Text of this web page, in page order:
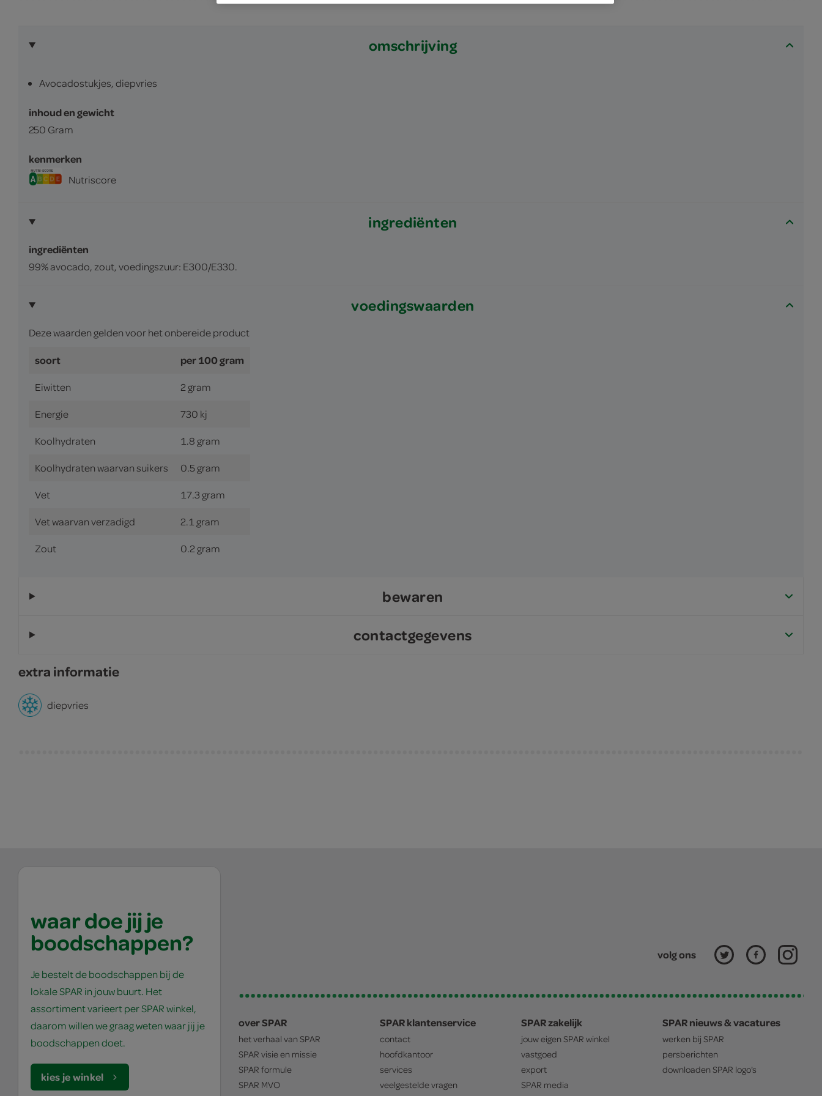
omschrijving
Avocadostukjes, diepvries
inhoud en gewicht
250 Gram
kenmerken
Nutriscore
ingrediënten
ingrediënten
99% avocado, zout, voedingszuur: E300/E330.
voedingswaarden
Deze waarden gelden voor het onbereide product
soort per 100 gram
Eiwitten 2 gram
Energie 730 kj
Koolhydraten 1.8 gram
Koolhydraten waarvan suikers 0.5 gram
Vet 17.3 gram
Vet waarvan verzadigd 2.1 gram
Zout 0.2 gram
bewaren
contactgegevens
extra informatie
diepvries
waar doe jij je
boodschappen?
Je bestelt de boodschappen bij de
lokale SPAR in jouw buurt. Het
assortiment varieert per SPAR winkel,
daarom willen we graag weten waar jij je
boodschappen doet.
kies je winkel
volg ons
over SPAR
het verhaal van SPAR
SPAR visie en missie
SPAR formule
SPAR MVO
SPAR klantenservice
contact
hoofdkantoor
services
veelgestelde vragen
SPAR zakelijk
jouw eigen SPAR winkel
vastgoed
export
SPAR media
SPAR nieuws & vacatures
werken bij SPAR
persberichten
downloaden SPAR logo's